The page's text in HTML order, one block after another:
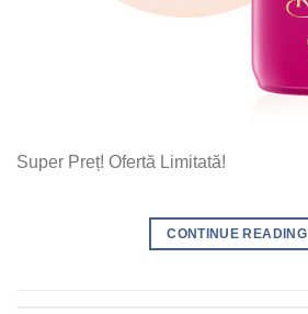
Super Preț! Ofertă Limitată!
CONTINUE READING